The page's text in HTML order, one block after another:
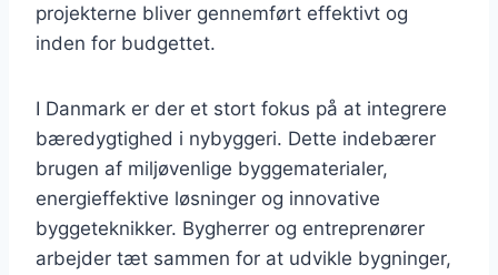
projekterne bliver gennemført effektivt og
inden for budgettet.
I Danmark er der et stort fokus på at integrere
bæredygtighed i nybyggeri. Dette indebærer
brugen af miljøvenlige byggematerialer,
energieffektive løsninger og innovative
byggeteknikker. Bygherrer og entreprenører
arbejder tæt sammen for at udvikle bygninger,